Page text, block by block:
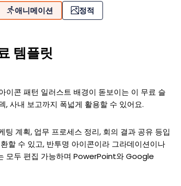
애니메이션 정적
템플릿
이콘 패턴 일러스트 배경이 돋보이는 이 무료 슬
, 사내 보고까지 폭넓게 활용할 수 있어요.
계획, 업무 프로세스 정리, 회의 결과 공유 등입
할 수 있고, 반투명 아이콘이라 그라데이션이나
모두 편집 가능하며 PowerPoint와 Google